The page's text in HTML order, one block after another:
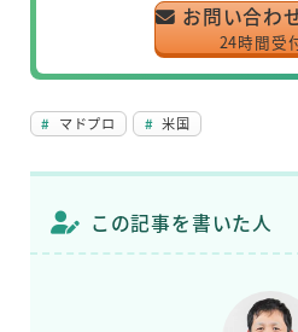
お問い合わ
24時間受
マドプロ 米国
この記事を書いた人